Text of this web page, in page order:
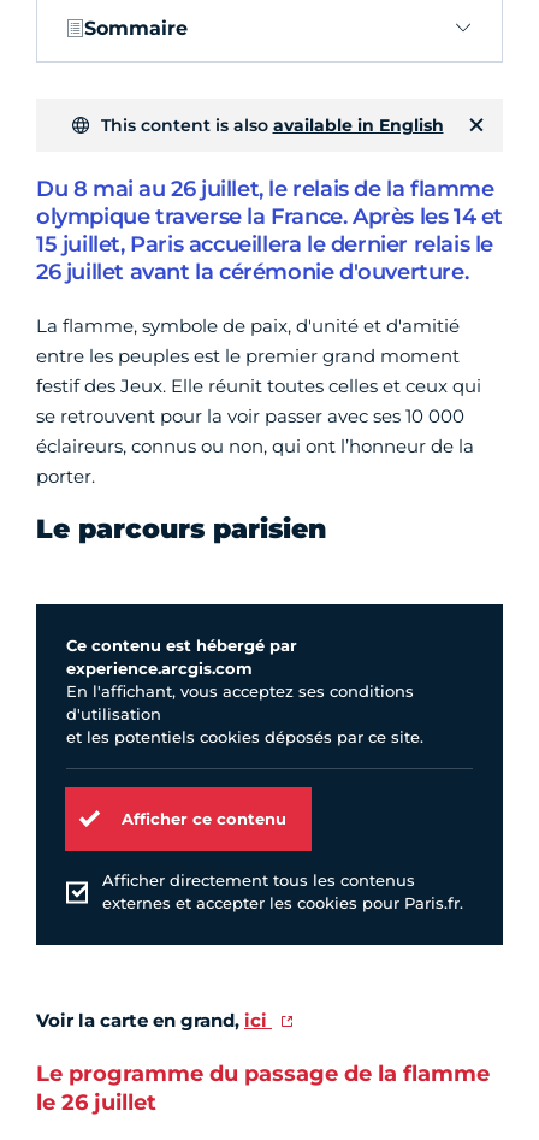
Sommaire
This content is also available in English
Du 8 mai au 26 juillet, le relais de la flamme
olympique traverse la France. Après les 14 et
15 juillet, Paris accueillera le dernier relais le
26 juillet avant la cérémonie d'ouverture.
La flamme, symbole de paix, d'unité et d'amitié
entre les peuples est le premier grand moment
festif des Jeux. Elle réunit toutes celles et ceux qui
se retrouvent pour la voir passer avec ses 10 000
éclaireurs, connus ou non, qui ont l’honneur de la
porter.
Le parcours parisien
Ce contenu est hébergé par
experience.arcgis.com
En l'affichant, vous acceptez ses conditions
d'utilisation
et les potentiels cookies déposés par ce site.
Afficher ce contenu
Afficher directement tous les contenus
externes et accepter les cookies pour Paris.fr.
Voir la carte en grand, ici
Le programme du passage de la flamme
le 26 juillet